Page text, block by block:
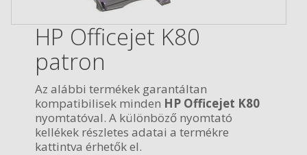
HP Officejet K80
patron
Az alábbi termékek garantáltan
kompatibilisek minden HP Officejet K80
nyomtatóval. A különböző nyomtató
kellékek részletes adatai a termékre
kattintva érhetők el.